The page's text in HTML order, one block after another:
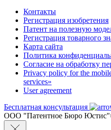
Контакты
Регистрация изобретения
Патент на полезную
Регистрация товарного
Карта сайта
Политика
Согласие на обработку
Privacy policy for the
services»
User agreement
Бесплатная консультация
ООО "Патентное Бюро